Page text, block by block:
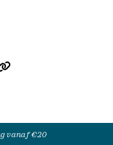
vanaf €20